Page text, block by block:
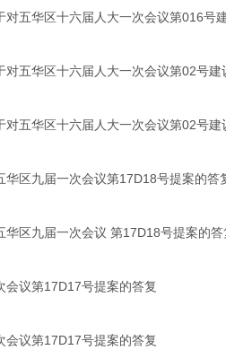
对五华区十六届人大一次会议第016号
对五华区十六届人大一次会议第02号建
对五华区十六届人大一次会议第02号建
华区九届一次会议第17D18号提案的答
华区九届一次会议 第17D18号提案的答
会议第17D17号提案的答复
会议第17D17号提案的答复